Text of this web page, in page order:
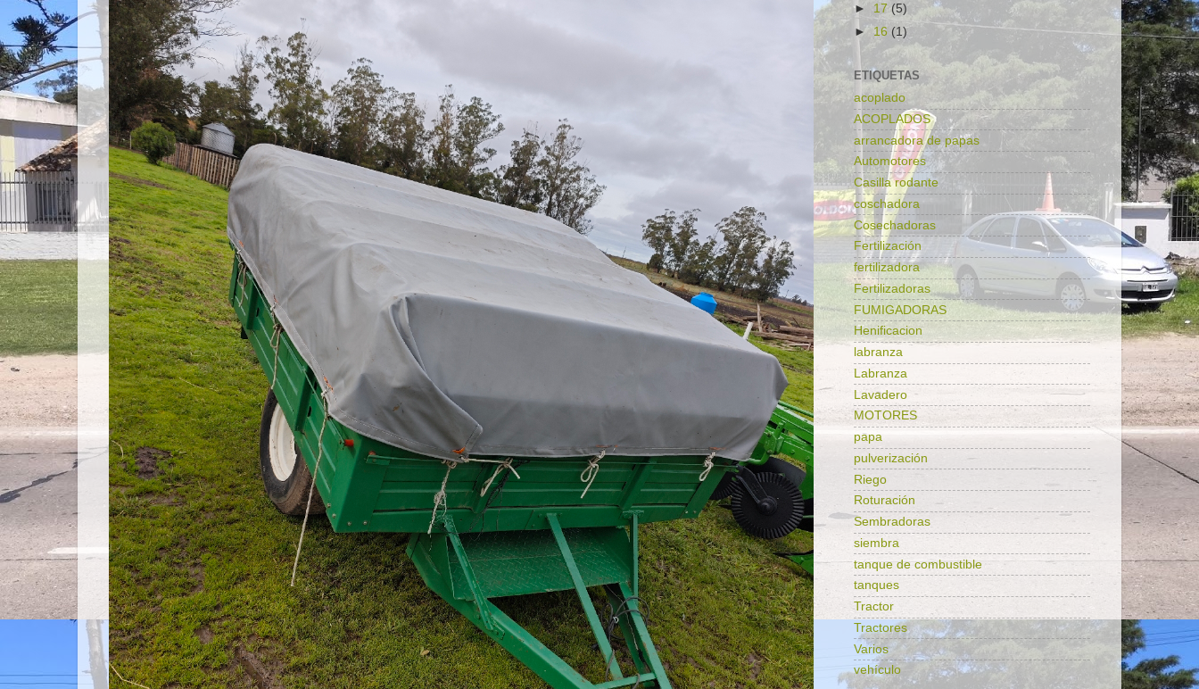
► 17(5)
► 16 (1)
ETIQUETAS
acoplado
ACOPLADOS
arrancadora de papas
Automotores
Casilla rodante
coschadora
Cosechadoras
Fertilización
fertilizadora
Fertilizadoras
FUMIGADORAS
Henificacion
labranza
Labranza
Lavadero
MOTORES
papa
pulverización
Riego
Roturación
Sembradoras
siembra
tanque de combustible
tanques
Tractor
Tractores
Varios
vehículo